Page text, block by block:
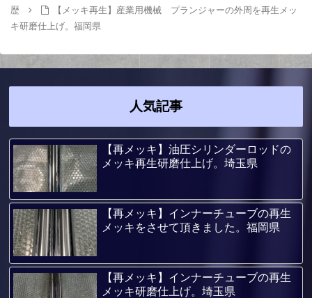
歴
【メッキ再生】産業用機械 プランジャーの外周を再生メッ
キ研磨仕上げ。福岡県
人気記事
【再メッキ】油圧シリンダーロッドの
メッキ再生研磨仕上げ。埼玉県
【再メッキ】インナーチューブの再生
メッキをさせて頂きました。福岡県
【再メッキ】インナーチューブの再生
メッキ研磨仕上げ。埼玉県